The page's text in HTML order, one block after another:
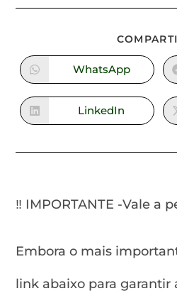
WhatsApp
LinkedIn
‼️ IMPORTANTE -Vale a
Embora o mais
link abaixo para garantir